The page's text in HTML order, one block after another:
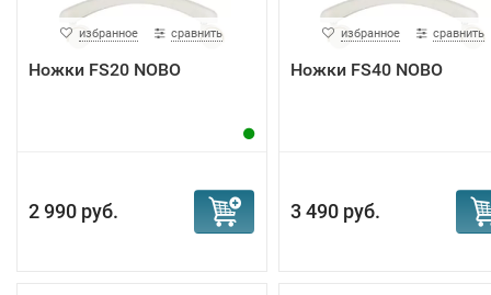
избранное сравнить
Ножки FS20 NOBO
2 990 руб.
избранное сравнить
Ножки FS40 NOBO
3 490 руб.